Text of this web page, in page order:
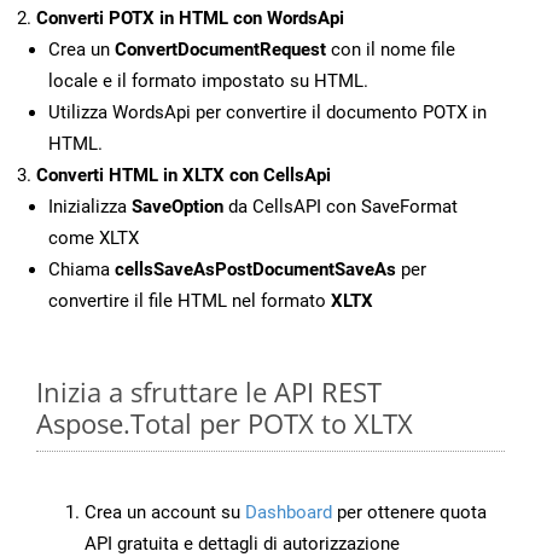
Converti POTX in HTML con WordsApi
Crea un ConvertDocumentRequest con il nome file
locale e il formato impostato su HTML.
Utilizza WordsApi per convertire il documento POTX in
HTML.
Converti HTML in XLTX con CellsApi
Inizializza SaveOption da CellsAPI con SaveFormat
come XLTX
Chiama cellsSaveAsPostDocumentSaveAs per
convertire il file HTML nel formato XLTX
Inizia a sfruttare le API REST
Aspose.Total per POTX to XLTX
Crea un account su Dashboard per ottenere quota
API gratuita e dettagli di autorizzazione